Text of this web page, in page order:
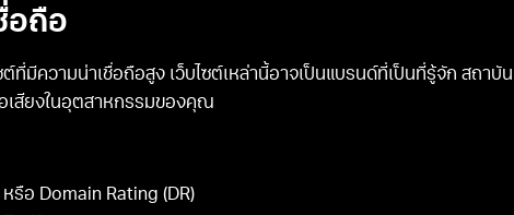
อถือ
มีความน่าเชื่อถือสูง เว็บไซต์เหล่านี้อาจเป็นแบรนด์ที่เป็นที่รู้จัก สถาบัน
เสียงในอุตสาหกรรมของคุณ
รือ Domain Rating (DR)